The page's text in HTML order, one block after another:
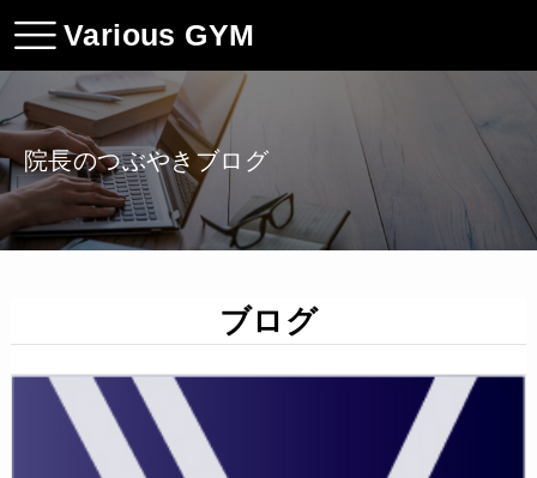
Various GYM
院長のつぶやきブログ
ブログ